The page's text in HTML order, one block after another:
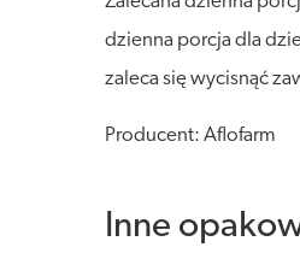
dzienna porcja dla
zaleca się wycisnąć
Producent: Aflofarm
Inne